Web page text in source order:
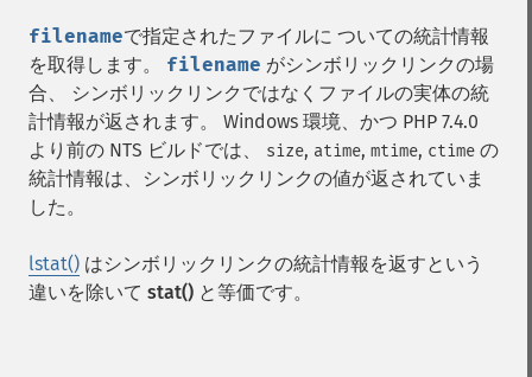
filenameで指定されたファイルに ついての統計情報
を取得します。 filename がシンボリックリンクの場
合、 シンボリックリンクではなくファイルの実体の統
計情報が返されます。 Windows 環境、かつ PHP 7.4.0
より前の NTS ビルドでは、 size, atime, mtime, ctime の
統計情報は、シンボリックリンクの値が返されていま
した。
lstat() はシンボリックリンクの統計情報を返すという
違いを除いて stat() と等価です。